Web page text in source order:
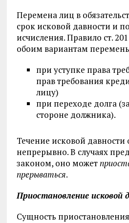
Перемена лиц в
срок исковой давности и
исчисления. Правило ст.
обоим вариантам
при уступке права
прав требования
лицу)
при переходе долга
стороне должника).
Течение исковой давности
непрерывно. В случаях
законом, оно может
прерываться.
Приостановление исковой
Сущность